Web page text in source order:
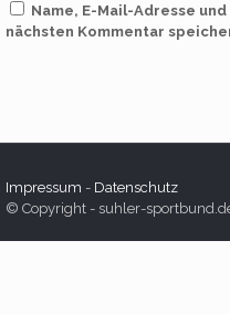
Name, E-Mail-Adresse
nächsten Kommentar
Impressum - Datenschutz
© Copyright - suhler-